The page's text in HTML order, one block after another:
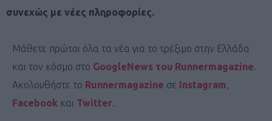
συνεχώς με νέες πληροφορίες.
Μάθετε πρώτοι όλα τα νέα για το τρέξιμο στην Ελλάδα
και τον κόσμο στο GoogleNews του Runnermagazine.
Ακολουθήστε το Runnermagazine σε Instagram,
Facebook και Twitter.